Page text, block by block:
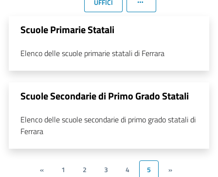
Scuole Primarie Statali
Elenco delle scuole primarie statali di Ferrara
Scuole Secondarie di Primo Grado Statali
Elenco delle scuole secondarie di primo grado statali di
Ferrara
« 1 2 3 4 5 »